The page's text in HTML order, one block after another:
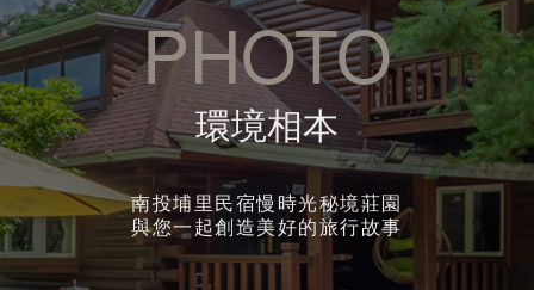
PHOTO
環境相本
南投埔里民宿慢時光秘境莊園
與您一起創造美好的旅行故事